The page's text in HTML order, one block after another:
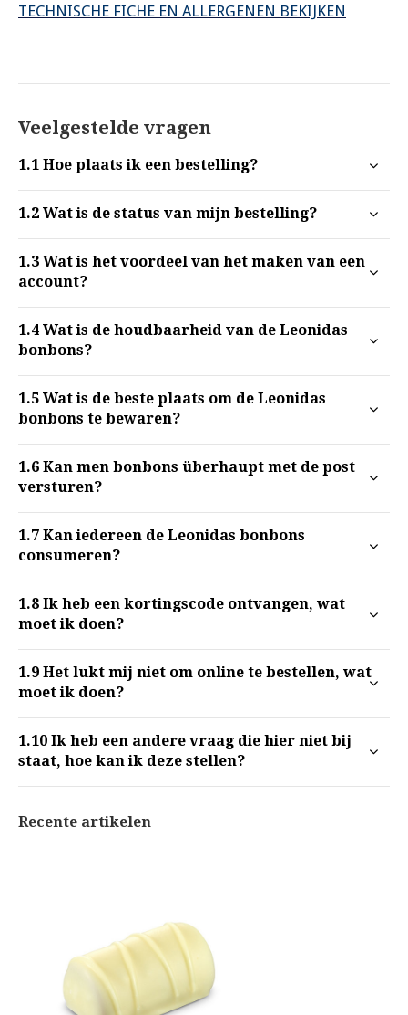
TECHNISCHE FICHE EN ALLERGENEN BEKIJKEN
Veelgestelde vragen
1.1 Hoe plaats ik een bestelling?
1.2 Wat is de status van mijn bestelling?
1.3 Wat is het voordeel van het maken van een
account?
1.4 Wat is de houdbaarheid van de Leonidas
bonbons?
1.5 Wat is de beste plaats om de Leonidas
bonbons te bewaren?
1.6 Kan men bonbons überhaupt met de post
versturen?
1.7 Kan iedereen de Leonidas bonbons
consumeren?
1.8 Ik heb een kortingscode ontvangen, wat
moet ik doen?
1.9 Het lukt mij niet om online te bestellen, wat
moet ik doen?
1.10 Ik heb een andere vraag die hier niet bij
staat, hoe kan ik deze stellen?
Recente artikelen